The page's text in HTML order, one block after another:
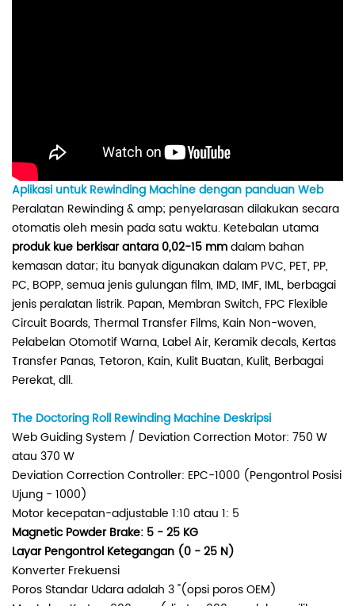
Aplikasi untuk Rewinding Machine dengan panduan Web
Peralatan Rewinding & amp; penyelarasan dilakukan secara
otomatis oleh mesin pada satu waktu. Ketebalan utama
produk kue berkisar antara 0,02-15 mmdalam bahan
kemasan datar; itu banyak digunakan dalam PVC, PET, PP,
PC, BOPP, semua jenis gulungan film, IMD, IMF, IML, berbagai
jenis peralatan listrik. Papan, Membran Switch, FPC Flexible
Circuit Boards, Thermal Transfer Films, Kain Non-woven,
Pelabelan Otomotif Warna, Label Air, Keramik decals, Kertas
Transfer Panas, Tetoron, Kain, Kulit Buatan, Kulit, Berbagai
Perekat, dll.
The Doctoring Roll Rewinding Machine Deskripsi
Web Guiding System / Deviation Correction Motor: 750 W
atau 370 W
Deviation Correction Controller: EPC-1000 (Pengontrol Posisi
Ujung - 1000)
Motor kecepatan-adjustable 1:10 atau 1: 5
Magnetic Powder Brake: 5 - 25 KG
Layar Pengontrol Ketegangan (0 - 25 N)
Konverter Frekuensi
Poros Standar Udara adalah 3 "(opsi poros OEM)